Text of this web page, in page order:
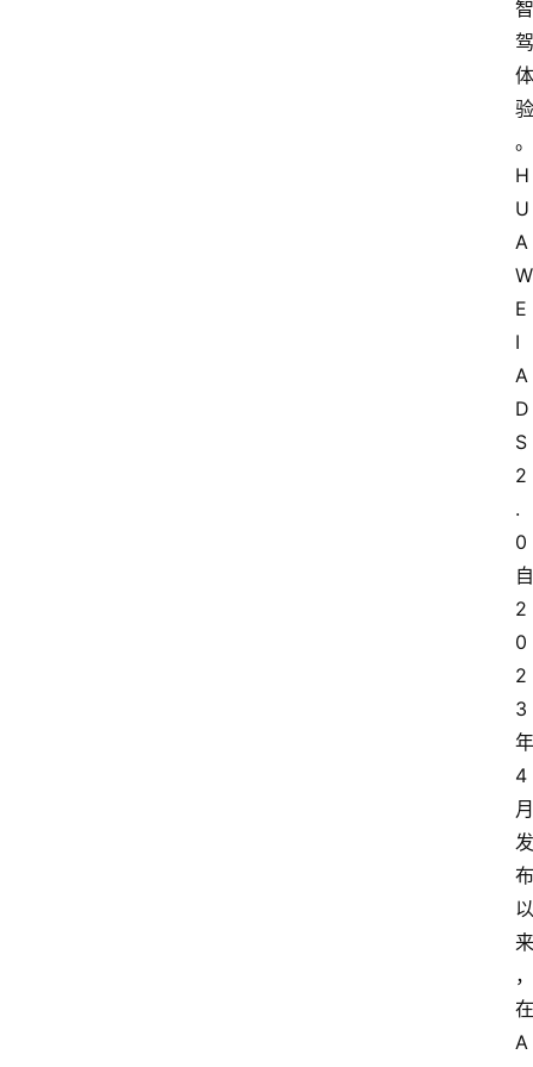
智
驾
体
验
。
H
U
A
W
E
I
A
D
S
2
.
0
自
2
0
2
3
年
4
月
发
布
以
来
，
在
A